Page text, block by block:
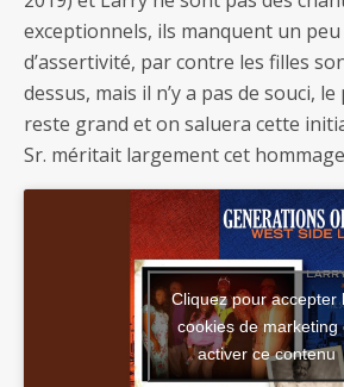
exceptionnels, ils manquent un peu
d’assertivité, par contre les filles
dessus, mais il n’y a pas de souci, le
reste grand et on saluera cette
Sr. méritait largement cet
Cliquez pour accepter
cookies de marketing
activer ce contenu